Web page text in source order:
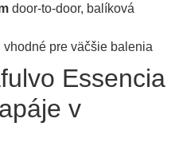
door-to-door, balíková
vhodné pre väčšie balenia
Essencia
v